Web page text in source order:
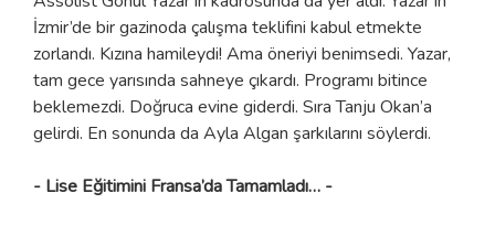
İzmir’de bir gazinoda çalışma teklifini kabul etmekte
zorlandı. Kızına hamileydi! Ama öneriyi benimsedi. Yazar,
tam gece yarısında sahneye çıkardı. Programı bitince
beklemezdi. Doğruca evine giderdi. Sıra Tanju Okan’a
gelirdi. En sonunda da Ayla Algan şarkılarını söylerdi.
- Lise Eğitimini Fransa’da Tamamladı… -